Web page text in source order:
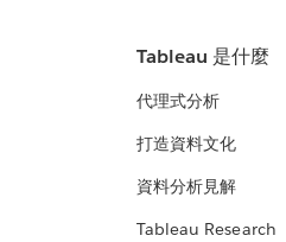
Tableau 是什麼
代理式分析
打造資料文化
資料分析見解
Tableau Research